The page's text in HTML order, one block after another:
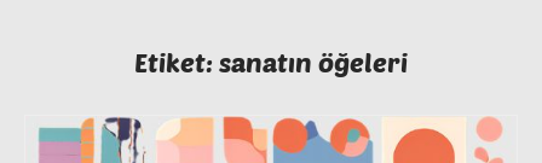
Etiket: sanatın öğeleri